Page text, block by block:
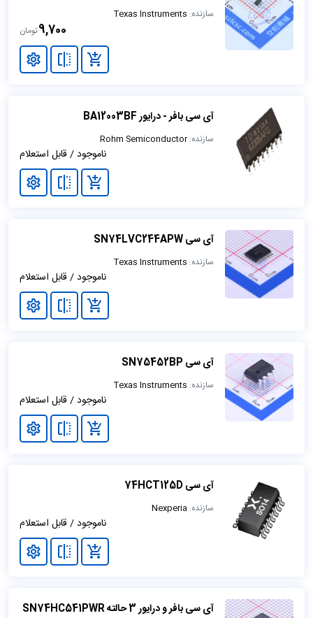
سازنده: Texas Instruments
9,700تومان
آی سی بافر - درایور BA12003BF
سازنده: Rohm Semiconductor
ناموجود / قابل استعلام
آی سی SN74LVC244APW
سازنده: Texas Instruments
ناموجود / قابل استعلام
آی سی SN75452BP
سازنده: Texas Instruments
ناموجود / قابل استعلام
آی سی 74HCT125D
سازنده: Nexperia
ناموجود / قابل استعلام
آی سی بافر و درایور 3 حالته SN74HC541PWR